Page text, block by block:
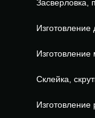
Склейка,
Изготовление